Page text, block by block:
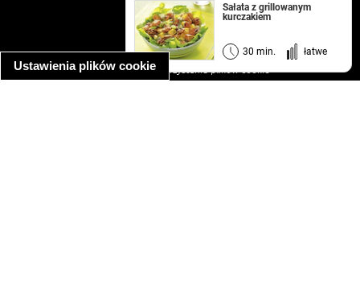
Ustawienia plików cookie
Sałata z grillowanym
kurczakiem
30 min. łatwe
kontakt
regulamin
informacja o prywatności
informacja o wykorzystaniu plików cookie